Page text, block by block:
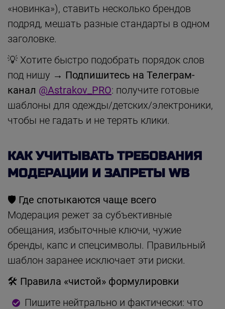
«новинка»), ставить несколько брендов
подряд, мешать разные стандарты в одном
заголовке.
💡 Хотите быстро подобрать порядок слов
под нишу → Подпишитесь на Телеграм-
канал @Astrakov_PRO: получите готовые
шаблоны для одежды/детских/электроники,
чтобы не гадать и не терять клики.
КАК УЧИТЫВАТЬ ТРЕБОВАНИЯ
МОДЕРАЦИИ И ЗАПРЕТЫ WB
🛡 Где спотыкаются чаще всего
Модерация режет за субъективные
обещания, избыточные ключи, чужие
бренды, капс и спецсимволы. Правильный
шаблон заранее исключает эти риски.
🛠 Правила «чистой» формулировки
Пишите нейтрально и фактически: что